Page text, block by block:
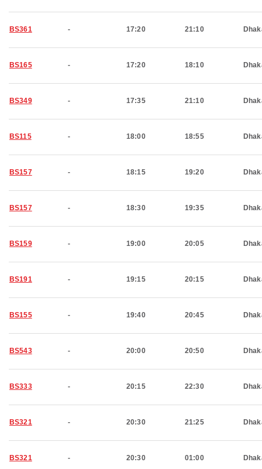
BS361 - 17:20 21:10
BS165 - 17:20 18:10
BS349 - 17:35 21:10
BS115 - 18:00 18:55
BS157 - 18:15 19:20
BS157 - 18:30 19:35
BS159 - 19:00 20:05
BS191 - 19:15 20:15
BS155 - 19:40 20:45
BS543 - 20:00 20:50
BS333 - 20:15 22:30
BS321 - 20:30 21:25
BS321 - 20:30 01:00